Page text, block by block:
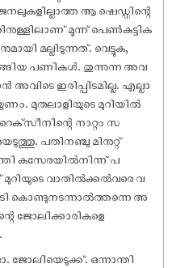
ജനലുകളില്ലാത്ത ആ ഷെഡ്ഡിന്റെ
മൂന്ന് പെൺകുട്ടിക
മല്ലിടുന്നത്. വെട്ടുക,
പണികൾ. തുന്നുന്ന അവ
ഇരിപ്പിടമില്ല. എല്ലാ
മുതലാളിയുടെ മുറിയിൽ
നാറ്റം സ
പതിനഞ്ചു മിനുറ്റ്
കസേരയിൽനിന്ന് പ
മുറിയുടെ വാതിൽക്കൽവരെ വ
കൊണ്ടുനടന്നാൽത്തന്നെ അ
ജോലിക്കാരികളെ
ജോലിയെടുക്ക്. ഒന്നാന്തി